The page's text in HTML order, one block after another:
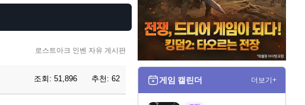
로스트아크 인벤 자유 게시판
조회: 51,896 추천: 62 게임 캘린더 더보기+